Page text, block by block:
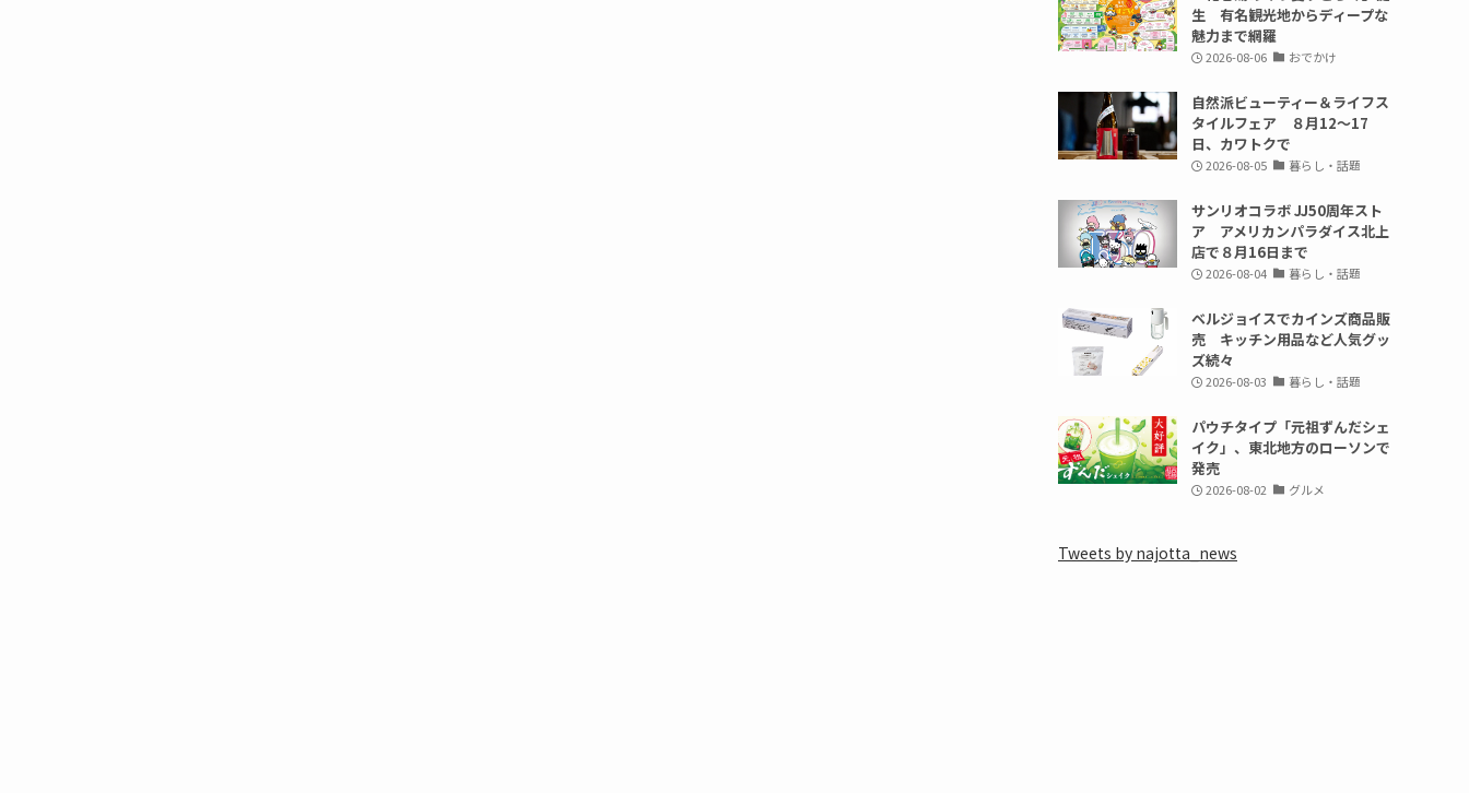
生 有名観光地からディープな
魅力まで網羅
2026-08-06 おでかけ
自然派ビューティー＆ライフス
タイルフェア ８月12～17
日、カワトクで
2026-08-05 暮らし・話題
サンリオコラボ JJ50周年スト
ア アメリカンパラダイス北上
店で８月16日まで
2026-08-04 暮らし・話題
ベルジョイスでカインズ商品販
売 キッチン用品など人気グッ
ズ続々
2026-08-03 暮らし・話題
パウチタイプ「元祖ずんだシェ
イク」、東北地方のローソンで
発売
2026-08-02 グルメ
Tweets by najotta_news